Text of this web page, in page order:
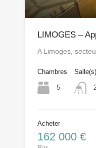
LIMOGES –
A Limoges,
Chambres
5
Acheter
162 000 €